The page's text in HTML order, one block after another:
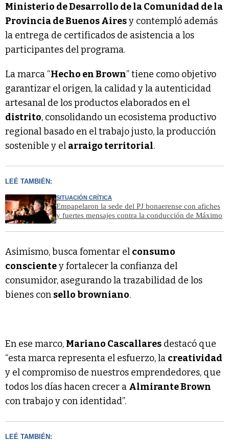
Ministerio de Desarrollo de la Comunidad de la
Provincia de Buenos Airesy contempló además
la entrega de certificados de asistencia a los
participantes del programa.
La marca “Hecho en Brown” tiene como objetivo
garantizar el origen, la calidad y la autenticidad
artesanal de los productos elaborados en el
distrito, consolidando un ecosistema productivo
regional basado en el trabajo justo, la producción
sostenible y el arraigo territorial.
LEÉ TAMBIÉN:
SITUACIÓN CRÍTICA
Empapelaron la sede del PJ bonaerense con afiches
y fuertes mensajes contra la conducción de Máximo
Asimismo, busca fomentar el consumo
conscientey fortalecer la confianza del
consumidor, asegurando la trazabilidad de los
bienes con sello browniano.
En ese marco, Mariano Cascallares destacó que
“esta marca representa el esfuerzo, la creatividad
y el compromiso de nuestros emprendedores, que
todos los días hacen crecer a Almirante Brown
con trabajo y con identidad”.
LEÉ TAMBIÉN: